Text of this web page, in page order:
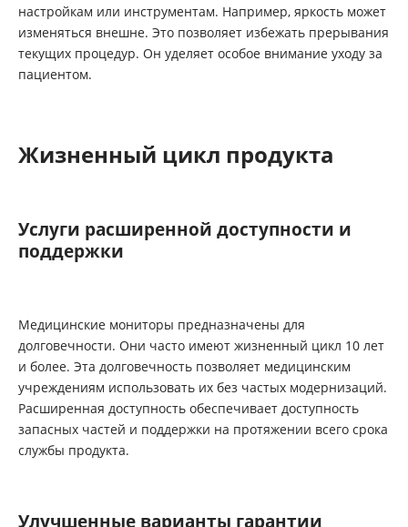
настройкам или инструментам. Например, яркость может
изменяться внешне. Это позволяет избежать прерывания
текущих процедур. Он уделяет особое внимание уходу за
пациентом.
Жизненный цикл продукта
Услуги расширенной доступности и
поддержки
Медицинские мониторы предназначены для
долговечности. Они часто имеют жизненный цикл 10 лет
и более. Эта долговечность позволяет медицинским
учреждениям использовать их без частых модернизаций.
Расширенная доступность обеспечивает доступность
запасных частей и поддержки на протяжении всего срока
службы продукта.
Улучшенные варианты гарантии